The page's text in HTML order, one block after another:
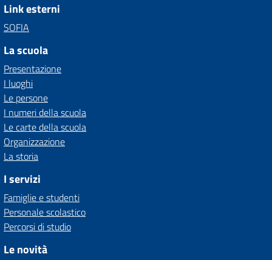
Link esterni
SOFIA
La scuola
Presentazione
I luoghi
Le persone
I numeri della scuola
Le carte della scuola
Organizzazione
La storia
I servizi
Famiglie e studenti
Personale scolastico
Percorsi di studio
Le novità